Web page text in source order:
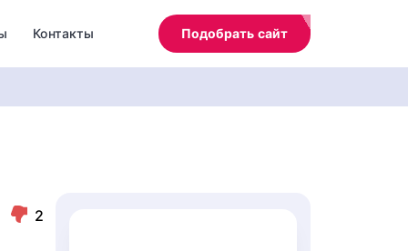
Контакты Подобрать сайт
2